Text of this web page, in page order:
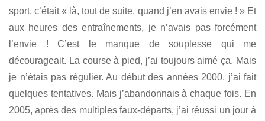
sport, c’était « là, tout de suite, quand j’en avais envie ! » Et
aux heures des entraînements, je n’avais pas forcément
l’envie ! C’est le manque de souplesse qui me
décourageait. La course à pied, j’ai toujours aimé ça. Mais
je n’étais pas régulier. Au début des années 2000, j’ai fait
quelques tentatives. Mais j’abandonnais à chaque fois. En
2005, après des multiples faux-départs, j’ai réussi un jour à